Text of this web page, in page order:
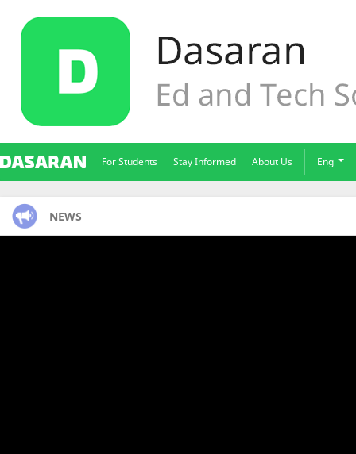
For Students Stay Informed About Us Eng
NEWS